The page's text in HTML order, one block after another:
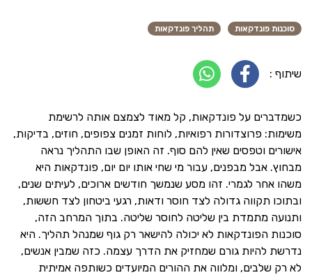
סוכנות פונדקאות תהליך פונדקאות
שיתוף :
כשמדברים על פונדקאות, קל מאוד לצמצם אותה לרשימת
משימות: פרוצדורות רפואיות, לוחות זמנים צפופים, חוזים, בדיקות,
אישורים וטפסים שאין להם סוף. זה האופן שבו התהליך נראה
מבחוץ. אבל מבפנים, עבור מי שחי אותו יום יום, פונדקאות היא
משהו אחר לגמרי. זהו מסע שנמשך חודשים ארוכים, לעיתים שנים,
ובתוכו תקווה גדולה לצד חוסר ודאות, רגעי ביטחון לצד חששות,
ותנועה מתמדת בין שליטה לחוסר שליטה. בתוך המרחב הזה,
סוכנות הפונדקאות לא יכולה להישאר רק גוף שמנהל תהליך. היא
נדרשת להיות גורם שמחזיק את הדרך עצמה. כזה שמבין אנשים,
לא רק שלבים, ומלווה את ההורים המיועדים כשותפה אמיתית